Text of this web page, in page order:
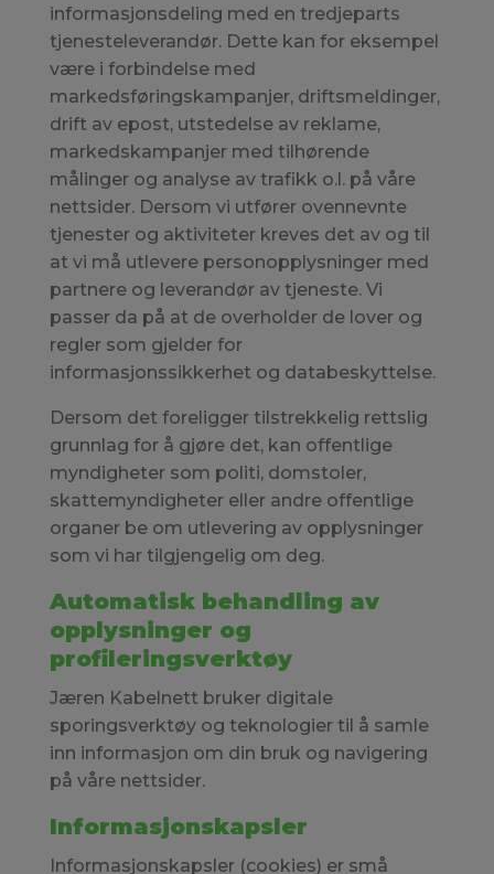
informasjonsdeling med en tredjeparts
tjenesteleverandør. Dette kan for eksempel
være i forbindelse med
markedsføringskampanjer, driftsmeldinger,
drift av epost, utstedelse av reklame,
markedskampanjer med tilhørende
målinger og analyse av trafikk o.l. på våre
nettsider. Dersom vi utfører ovennevnte
tjenester og aktiviteter kreves det av og til
at vi må utlevere personopplysninger med
partnere og leverandør av tjeneste. Vi
passer da på at de overholder de lover og
regler som gjelder for
informasjonssikkerhet og databeskyttelse.
Dersom det foreligger tilstrekkelig rettslig
grunnlag for å gjøre det, kan offentlige
myndigheter som politi, domstoler,
skattemyndigheter eller andre offentlige
organer be om utlevering av opplysninger
som vi har tilgjengelig om deg.
Automatisk behandling av
opplysninger og
profileringsverktøy
Jæren Kabelnett bruker digitale
sporingsverktøy og teknologier til å samle
inn informasjon om din bruk og navigering
på våre nettsider.
Informasjonskapsler
Informasjonskapsler (cookies) er små